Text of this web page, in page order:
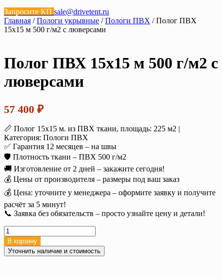
Запросите КП sale@drivetent.ru
Главная /Пологи укрывные /Пологи ПВХ / Полог ПВХ
15х15 м 500 г/м2 с люверсами
Полог ПВХ 15х15 м 500 г/м2 с
люверсами
57 400 ₽
📏 Полог 15х15 м. из ПВХ ткани, площадь: 225 м2 |
Категория: Пологи ПВХ
✅ Гарантия 12 месяцев – на швы
🛡️ Плотность ткани – ПВХ 500 г/м2
🚚 Изготовление от 2 дней – закажите сегодня!
💰 Цены от производителя – размеры под ваш заказ
💰 Цена: уточните у менеджера – оформите заявку и получите
расчёт за 5 минут!
📞 Заявка без обязательств – просто узнайте цену и детали!
Количество
товара
Полог
ПВХ
В корзину
Уточнить наличие и стоимость